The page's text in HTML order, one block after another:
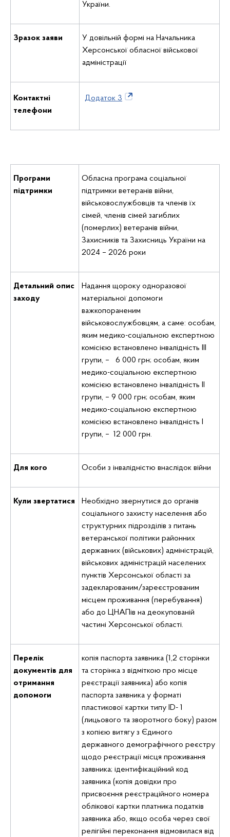
України.
Зразок заяви
У довільній формі на Начальника
Херсонської обласної військової
адміністрації
Контактні
телефони
Додаток 3
Програми
підтримки
Обласна програма соціальної
підтримки ветеранів війни,
військовослужбовців та членів їх
сімей, членів сімей загиблих
(померлих) ветеранів війни,
Захисників та Захисниць України на
2024 – 2026 роки
Детальний опис
заходу
Надання щороку одноразової
матеріальної допомоги
важкопораненим
військовослужбовцям, а саме: особам,
яким медико-соціальною експертною
комісією встановлено інвалідність ІІІ
групи, – 6 000 грн; особам, яким
медико-соціальною експертною
комісією встановлено інвалідність ІІ
групи, – 9 000 грн; особам, яким
медико-соціальною експертною
комісією встановлено інвалідність І
групи, – 12 000 грн.
Для кого Особи з інвалідністю внаслідок війни
Кули звертатися
Необхідно звернутися до органів
соціального захисту населення або
структурних підрозділів з питань
ветеранської політики районних
державних (військових) адміністрацій,
військових адміністрацій населених
пунктів Херсонської області за
задекларованим/зареєстрованим
місцем проживання (перебування)
або до ЦНАПів на деокупованій
частині Херсонської області.
Перелік
документів для
отримання
допомоги
копія паспорта заявника (1,2 сторінки
та сторінка з відміткою про місце
реєстрації заявника) або копія
паспорта заявника у форматі
пластикової картки типу ID- 1
(лицьового та зворотного боку) разом
з копією витягу з Єдиного
державного демографічного реєстру
щодо реєстрації місця проживання
заявника; ідентифікаційний код
заявника (копія довідки про
присвоєння реєстраційного номера
облікової картки платника податків
заявника або, якщо особа через свої
релігійні переконання відмовилася від